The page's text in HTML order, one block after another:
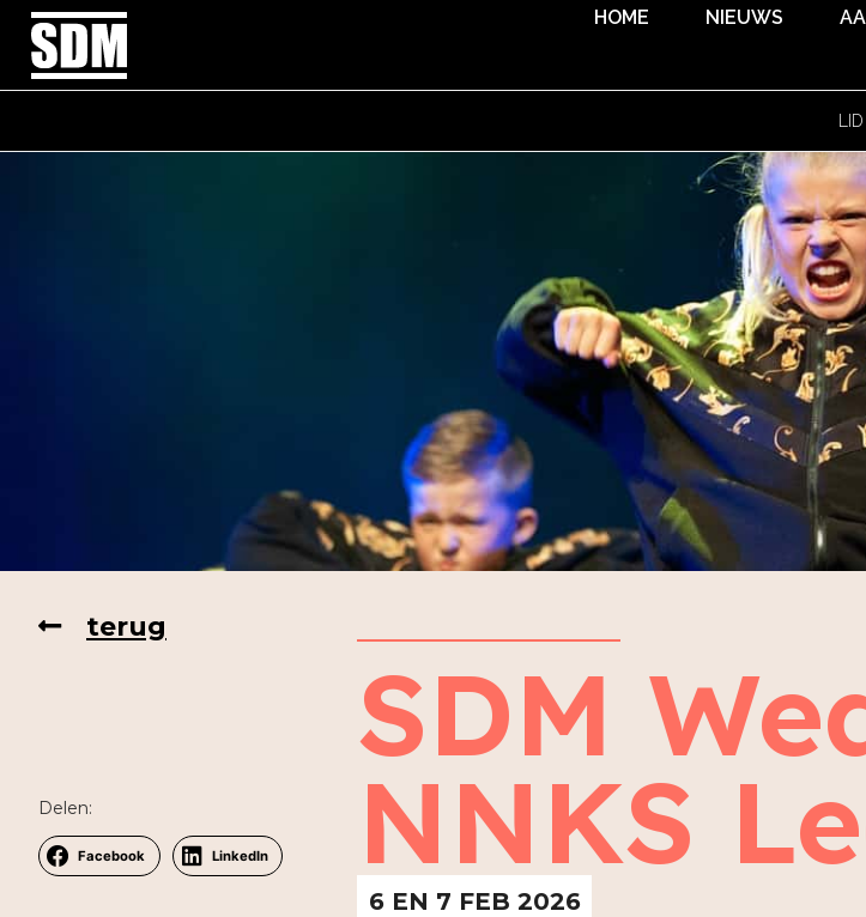
HOME NIEUWS
terug
Delen:
Facebook LinkedIn
SDM
NNKS
6 EN 7 FEB 2026